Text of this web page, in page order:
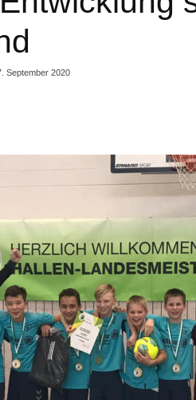
September 2020